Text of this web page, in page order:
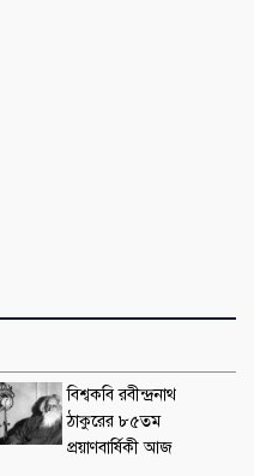
বিশ্বকবি রবীন্দ্রনাথ
ঠাকুরের ৮৫তম
প্রয়াণবার্ষিকী আজ